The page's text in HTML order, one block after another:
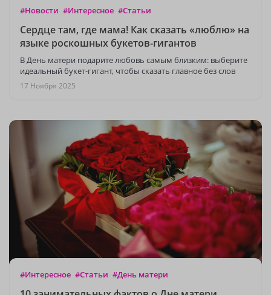
#Новости #Интересное #Статьи
Сердце там, где мама! Как сказать «люблю» на
языке роскошных букетов-гигантов
В День матери подарите любовь самым близким: выберите
идеальный букет-гигант, чтобы сказать главное без слов
17 Ноября 2025
#Интересное #Статьи #День матери